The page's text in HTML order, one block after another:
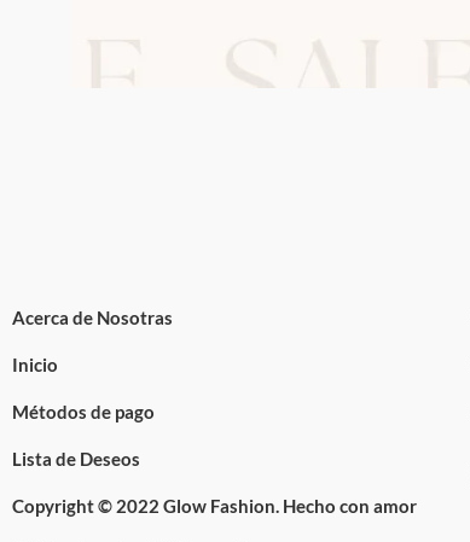
Acerca de Nosotras
Inicio
Métodos de pago
Lista de Deseos
Copyright © 2022 Glow Fashion. Hecho con amor